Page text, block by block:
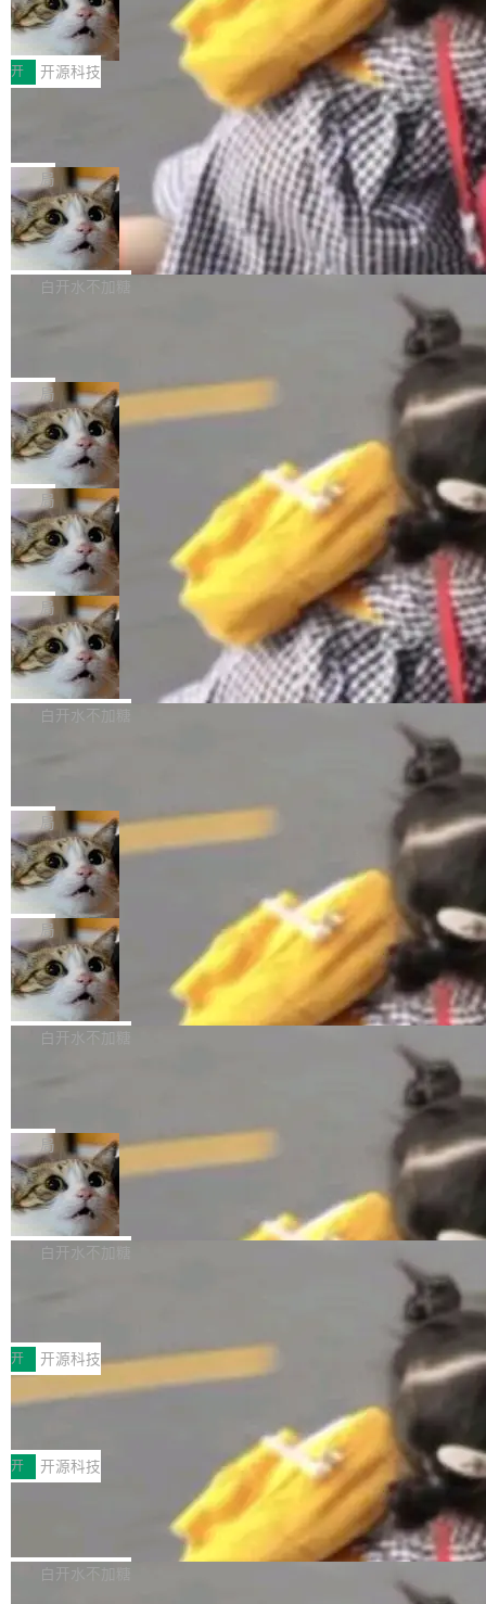
late。」 容器为什么不合适 容器的问题在于启动
和销毁都太重了。一个 Agent 要执行的任务可能
只需要几毫秒的 CPU 时间，但容器从冷启动到
就绪要花数秒。如果未来有十...
人、套取机密信息的对手。 OpenAI 没发律师
函，也没选择庭外沉默。它在官网贴了一篇博
文，标题只有六个字：Apple is getting this wro
ng。 然后，它把邮件往来和 iMessage 聊天记
录全贴了出来。 他发错人了 苹果外部律师 Gabr
iel Gross 来自 Weil 律所，2 月 23 日下午 5:53
给 OpenAI 总法律顾问 Che Chang 发了封邮
件，附了一封长信，要求 OpenAI 配合调查前苹
果员工带走机密信...
HUAWEI MatePad Edge上架WorkBu
ddy鸿蒙PC版，说话就能干活的AI办公
搭子
全能AI工作台WorkBuddy鸿蒙PC版上架HUAWE
I MatePad Edge应用市场，直接下载即可使
用，与鸿蒙电脑上的体验一致。值得一提的是，
这是目前市面上唯一支持平板接入WorkBuddy P
C版的产品，搭载“人机双写”重磅功能——你写
你的，AI写AI的，同屏协作互不干扰。一句话让
AI帮你干活，现在开启全新体验！ 温馨提示：
体验WorkBuddy鸿蒙PC版前，请将 HUAWEI M
atePad Edge 升级至 HarmonyOS 6.1.0.135S
P9 patch03及以上版本。 *升级路径：设置 > 搜
开 开源科技
FFmpeg 9.0 发布：代号“Lei”，以此纪
全球知名开源多媒体框架 FFmpeg 今天正式发
布了 9.0 版本。这个版本除了带来新一代音视频
处理能力和硬件加速支持之外，还有一个特殊之
处：FFmpeg 9.0 的代号是“Lei”。 这个名字，
来自中国开发者雷霄骅（Lei Xiaohua）。 对于
很多中国音视频开发者而言，这个名字并不陌
“启蒙老师”。 而今年，恰好是雷霄骅离世十周
年。FFmpeg 社区最终选择用一个大版本的名
字，留下了这份纪念。 雷霄骅曾是中国传媒大学
数字电视技术方向的博士生，长期从事视频、音
频技...
局
亚马逊成本失控：AI 写代码烧掉 1215
万元，超预算 860%
外媒近日曝光了亚马逊的多份内部报告显示，AI
导致公司在多个项目上超支。《金融时报》报道
编写程序，目标是完成电商平台作者信息与商品
列表的数据匹配 —— 一项常规的数据处理任
务，最终却产生了 180 万美元的账单，实际支出
超出原定预算 860%。 更令人意外的是，该项目
最终并未成功落地，而高额算力消耗持续运行长
达 5 个月，公司直到财务对账时才察觉异常。这
意味着一个无人看管的 AI 程序，在近半年时间
里日夜不停地"烧钱"。 复盘显示，...
白开水不加糖
e CEO Clément Delangue 在 CNBC 的采访里
没有拐弯抹角。他说中国正在赢得 AI 竞赛，而
且按目前的速度，中国 AI 工具预计在今年底或
2027 年就能追上美国前沿实验室的水平。 Dela
ngue 把原因归结为一件事：开放协作。中国的
AI 开发者在一个共享和协作的生态里加速迭代，
而美国模型厂商在"闭门造车"。他的原话是 "buil
ding in silos"——各自为战，互不通气。 这个判
断从他嘴里说出来分量不同。Hugging Face 是
全球最大的开源 AI 平台，上面跑着上百万个模
型。谁在开源赛道上领先，...
局
当 AI agent 把源码变成了最好的扩展系
统，开发者工具必须开源
五年前，David Crawshaw 问过很多软件工程师
一个问题：你写过什么给自己用的程序？答案几
乎都是没有。工程师们整天用别人写的程序写程
序给别人用。偶尔有人自己写个博客系统、智能
家居控制、家庭实验室，都算稀奇事。 Crawsh
aw 是 Shelley 的作者，一个开源 AI coding age
nt。他最近在博客上写了一篇文章，核心论点很
简单：开发者工具必须开源。 理由不是传统的自
由软件情怀，而是一个跟 AI agent 直接相关的
技术判断。 两行 prompt 就能个性化任何软件 C
局
DeepSeek Harness 宣布内测邀请，全
网最大规模开源 Agent 路演现场诞生
一条内测招募帖，发出去的时候大概没人想到它
会变成一场开源 Agent 生态的路演。 8月1日，
DeepSeek Harness 团队负责人崔添翼（tiany
i）在 X 上发帖： 「如果你是 Agent Harness 相
关开源项目的开发者，希望参加 DeepSeek Har
ness 的内测，可以回复或私信联系我。请附上
Harness 负责把能力落到真实环境中——调用工
具、读写文件、管理上下文、处理错误、完成闭
环。崔添翼招人的标...
局
商汤 SenseNova U1.5-Lite-Preview
开源
商汤科技宣布面向社区开源轻量级统一多模态模
型的预览版本 SenseNova U1.5-Lite-Preview。
理解、推理、生成与编辑，还仅以 8B-MoT 的轻
量大小，将能力推进到4K、更精细的真实质感、
更复杂的视觉控制和可持续迭代编辑。 相比 U
1，U1.5-Lite-Preview 在以下方向上带来了显著
提升： 原生支持4K图像生成； 更精细的局部纹
理、细节与真实世界质感； 更准确的中英文文字
生成与复杂版式组织； 更稳定的图...
白开水不加糖
nap。这次是 hwctl——一个用来检查 Ubuntu
硬件认证状态的命令行工具。 Canonical 工程师
Alan Griffiths 在邮件列表中说得很直白：「hwc
tl 是一个 Ubuntu 专有的包，它和它的依赖项都
是 Ubuntu 专有的，不会用在其他发行版上。」
所以 deb 版本的受众实际上为零。既然只有 Ub
untu 用户在用，那用 snap 打包就没什么可纠结
的。 从 deb 到 snap 的迁移路径 hwctl 是 rust-
hwlib 硬件 API 库的一部分，命令行工具负责查
局
Dario Amodei 担心新人来 Anthropic
只为金钱，不为使命
顶级 AI 研究员在两家公司之间来回跳，中间只
隔了几天。 Lilian Weng 上周刚宣布因健康原因
离开 Thinking Machines Lab，说自己作为联合
创始人的角色「太累了」。几天后，The Inform
ation 就曝出她将重回 OpenAI，负责递归自我
改进方向的研究。她是 Thinking Machines 过
一在人才争夺战中失血的公司。六月，Google
连失两员大将：Noam Shazeer 去了 Op...
局
FFmpeg 9.0 发布
FFmpeg 9.0 现已发布，包含多项改进。官方更
新日志列出的 9.0 版本主要更新内容如下： 扩
er HE-AAC 960 解码 (DAB+) transpose_cuda
filter 添加 AMF Frame Rate Converter (vf_frc
_amf) filter SMPTE 2094-50 元数据支持和直
通 ProRes RAW VideoToolbox 硬件加速器 AP
V ...
白开水不加糖
Code 在 X 上发帖：「DeepSeek Flash did 8T
tokens on August 1st. 5T of free usage + 3T
on OpenCode Go.」79.8 万次浏览，连带着 #
DeepSeek一天消耗了8万亿# 上了微博热搜——
注意这是 OpenCode 一家的消耗。 OpenCode
不完。」5T 来自免费额度，3T 来自 Go...
局
NetBSD 11.0 正式发布
NetBSD 11.0 现已正式发布，这是 NetBSD 操
作系统的第十八个主要版本。 自 NetBSD 10.1
ve JH71XX 的设备，例如 VisionFive 2、PINE
64 STAR64，以及 QEMU。 增强了对 POSIX.1
-2024 和 C23 编程接口标准的兼容性。 compat
_linux(8) 增强了对 Linux 系统调用的支持，包
括 epoll（围绕 kqueue 实现）、POSIX 消息队
列、...
白开水不加糖
案
享会在上海举办。鸿蒙生态的全场景智慧营销平
台鲸鸿动能协同华为游戏中心，面向游戏行业开
发者及生态伙伴，系统呈现了平台在游戏领域的
完整能力版图——从IAP高价值用户的全周期经
营、到IAA游戏的“买变一体”正循环、再到联运与
广告协同的全链路经营闭环，以及面向全球市场
的出海增长布局。 华为终端云业务商业化销售负
责人在开场致辞中表示，游戏开发者的核心诉求
已不再是“多一个投放渠道”，而是一套能够持续
开 开源科技
技嘉X3D系列再添新成员 B850 AORU
面向AMD Ryzen X3D处理器玩家，技嘉X3D系
列主板阵容迎来新成员——B850 AORUS ELITE
X3D。作为面向主流高性能平台打造的全新主板
产品，B850 AORUS ELITE X3D延续技嘉在X3
D平台优化上的技术积累，旨在为游戏玩家带来
更稳定、更高效的装机选择。 B850 AORUS ELI
开 开源科技
Zadig v5.0 发布：AI 发布专员与 AI 审
我们团队这几天最大的卡点不是 AI 写得不够
好，是 AI 写得太好了。 好到审查排期从两天的
白开水不加糖